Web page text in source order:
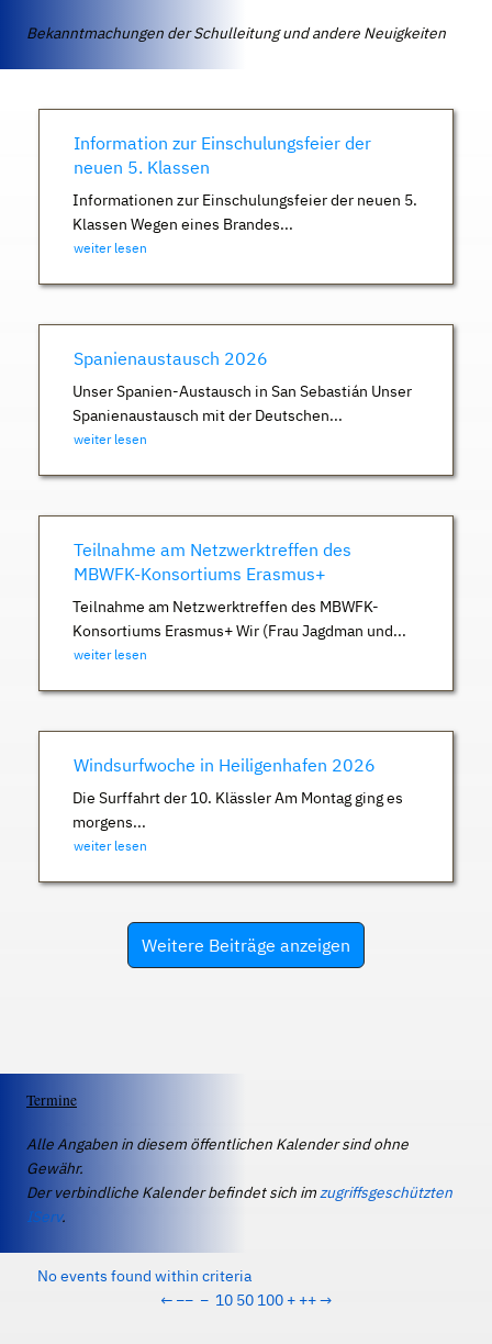
Bekanntmachungen der Schulleitung und andere Neuigkeiten
Information zur Einschulungsfeier der
neuen 5. Klassen
Informationen zur Einschulungsfeier der neuen 5.
Klassen Wegen eines Brandes...
weiter lesen
Spanienaustausch 2026
Unser Spanien-Austausch in San Sebastián Unser
Spanienaustausch mit der Deutschen...
weiter lesen
Teilnahme am Netzwerktreffen des
MBWFK-Konsortiums Erasmus+
Teilnahme am Netzwerktreffen des MBWFK-
Konsortiums Erasmus+ Wir (Frau Jagdman und...
weiter lesen
Windsurfwoche in Heiligenhafen 2026
Die Surffahrt der 10. Klässler Am Montag ging es
morgens...
weiter lesen
Weitere Beiträge anzeigen
Termine
Alle Angaben in diesem öffentlichen Kalender sind ohne
Gewähr.
Der verbindliche Kalender befindet sich imzugriffsgeschützten
IServ.
No events found within criteria
← −− − 10 50 100 + ++→